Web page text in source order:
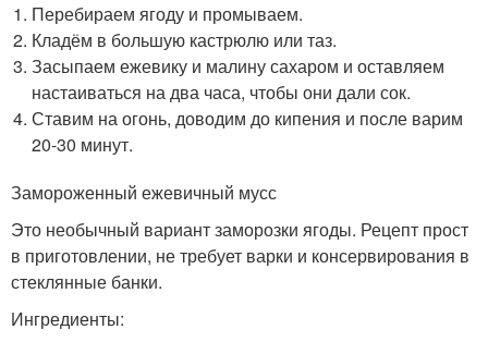
Перебираем ягоду и промываем.
Кладём в большую кастрюлю или таз.
Засыпаем ежевику и малину сахаром и оставляем
настаиваться на два часа, чтобы они дали сок.
Ставим на огонь, доводим до кипения и после варим
20-30 минут.
Замороженный ежевичный мусс
Это необычный вариант заморозки ягоды. Рецепт прост
в приготовлении, не требует варки и консервирования в
стеклянные банки.
Ингредиенты: